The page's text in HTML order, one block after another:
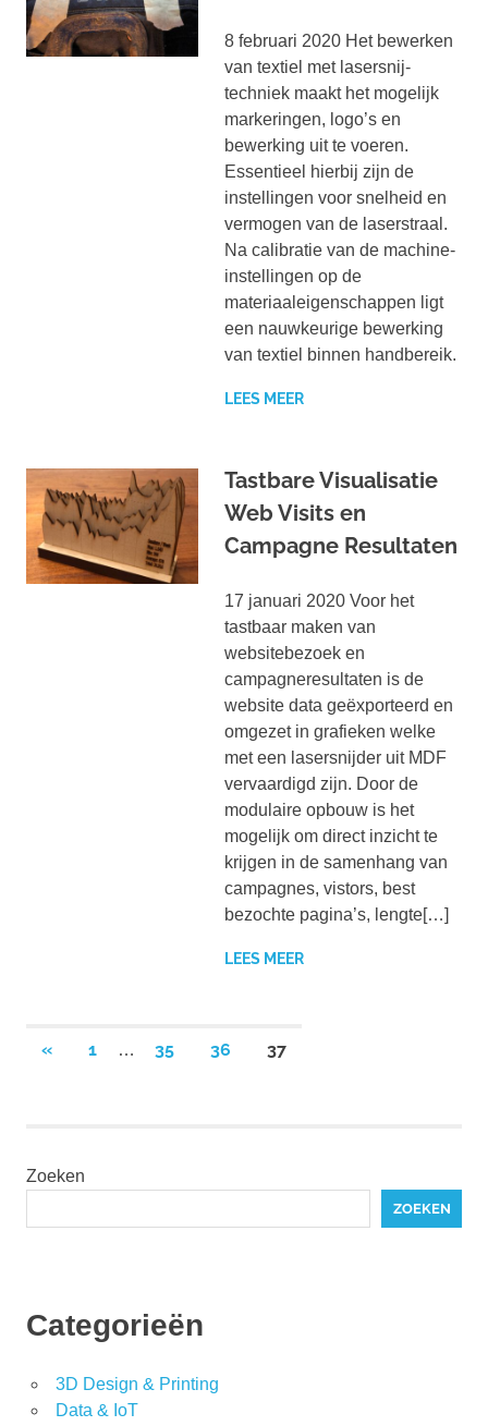
8 februari 2020 Het bewerken
van textiel met lasersnij-
techniek maakt het mogelijk
markeringen, logo’s en
bewerking uit te voeren.
Essentieel hierbij zijn de
instellingen voor snelheid en
vermogen van de laserstraal.
Na calibratie van de machine-
instellingen op de
materiaaleigenschappen ligt
een nauwkeurige bewerking
van textiel binnen handbereik.
LEES MEER
Tastbare Visualisatie
Web Visits en
Campagne Resultaten
17 januari 2020 Voor het
tastbaar maken van
websitebezoek en
campagneresultaten is de
website data geëxporteerd en
omgezet in grafieken welke
met een lasersnijder uit MDF
vervaardigd zijn. Door de
modulaire opbouw is het
mogelijk om direct inzicht te
krijgen in de samenhang van
campagnes, vistors, best
bezochte pagina’s, lengte[…]
LEES MEER
Berichten
«VORIGE
1 … 35 36 37
Zoeken
ZOEKEN
Categorieën
3D Design & Printing
Data & IoT